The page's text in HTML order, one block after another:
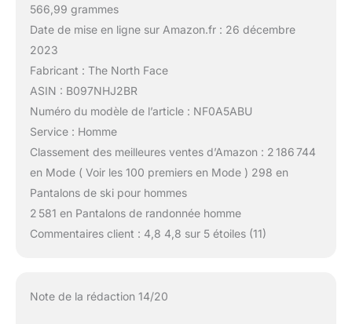
566,99 grammes
Date de mise en ligne sur Amazon.fr : 26 décembre
2023
Fabricant : The North Face
ASIN : B097NHJ2BR
Numéro du modèle de l’article : NF0A5ABU
Service : Homme
Classement des meilleures ventes d’Amazon : 2 186 744
en Mode ( Voir les 100 premiers en Mode ) 298 en
Pantalons de ski pour hommes
2 581 en Pantalons de randonnée homme
Commentaires client : 4,8 4,8 sur 5 étoiles (11)
Note de la rédaction 14/20